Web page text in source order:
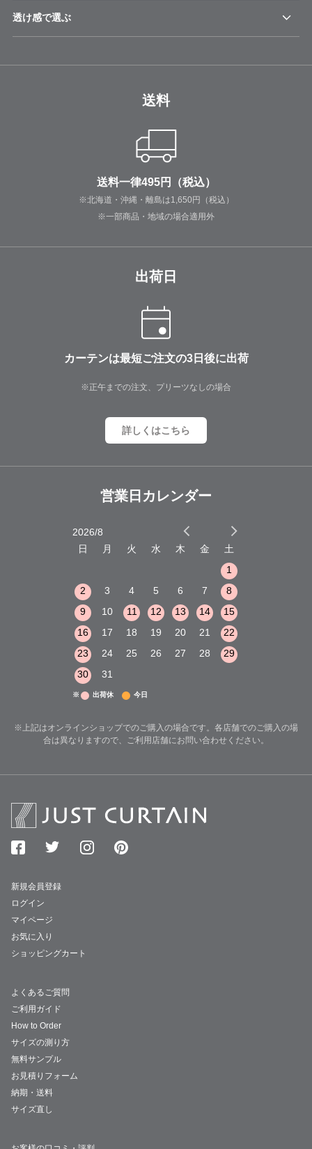
透け感で選ぶ
送料
送料一律495円（税込）
※北海道・沖縄・離島は1,650円（税込）
※一部商品・地域の場合適用外
出荷日
カーテンは最短ご注文の3日後に出荷
※正午までの注文、プリーツなしの場合
詳しくはこちら
営業日カレンダー
2026/8
日
月 火 水 木 金
土
1
2
3 4 5 6 7
8
9
10 11 12 13 14
15
16
17 18 19 20 21
22
23
24 25 26 27 28
29
30
31
※ 出荷休 今日
※上記はオンラインショップでのご購入の場合です。各店舗でのご購入の場
合は異なりますので、ご利用店舗にお問い合わせください。
新規会員登録
ログイン
マイページ
お気に入り
ショッピングカート
よくあるご質問
ご利用ガイド
How to Order
サイズの測り方
無料サンプル
お見積りフォーム
納期・送料
サイズ直し